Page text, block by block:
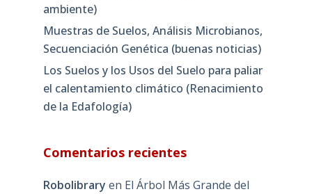
ambiente)
Muestras de Suelos, Análisis Microbianos,
Secuenciación Genética (buenas noticias)
Los Suelos y los Usos del Suelo para paliar
el calentamiento climático (Renacimiento
de la Edafología)
Comentarios recientes
Robolibrary en El Árbol Más Grande del